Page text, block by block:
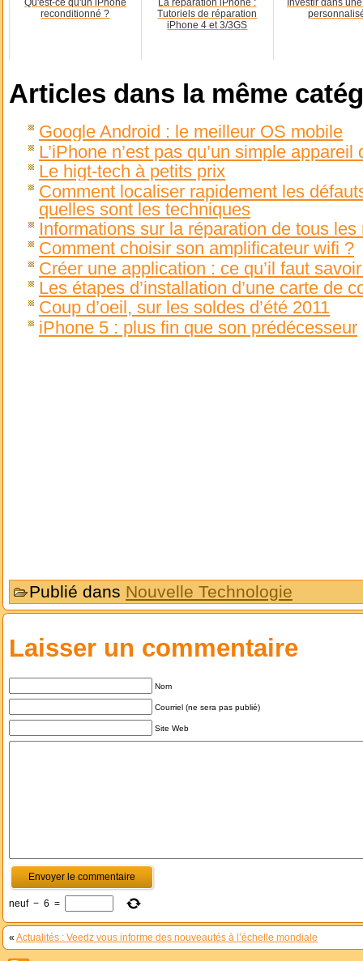
Qu'est-ce qu'un iPhone
reconditionné ?
La réparation iPhone :
Tutoriels de réparation
iPhone 4 et 3/3GS
Investir dans
Articles dans la même
Google Android : le meilleur OS mobile
L’iPhone n’est pas qu’un simple
Le higt-tech à petits prix
Comment localiser rapidement les
quelles sont les techniques
Informations sur la réparation de tous
Comment choisir son amplificateur wifi ?
Créer une application : ce qu’il faut
Les étapes d’installation d’une carte de
Coup d’oeil, sur les soldes d’été 2011
iPhone 5 : plus fin que son prédécesseur
Publié dans Nouvelle Technologie
Laisser un commentaire
Nom
Courriel (ne sera pas publié)
Site Web
neuf − 6 =
« Actualités : Veedz vous informe des nouveautés à l’échelle mondiale